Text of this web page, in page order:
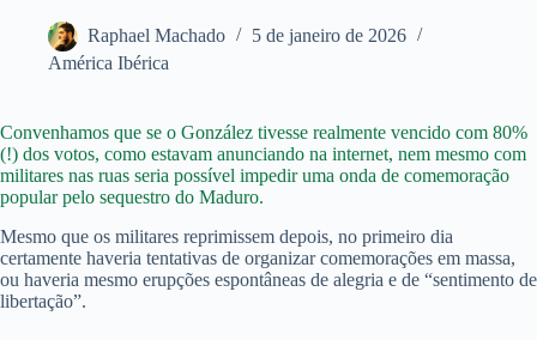
Raphael Machado
5 de janeiro de 2026
América Ibérica
Convenhamos que se o González tivesse realmente vencido com 80%
(!) dos votos, como estavam anunciando na internet, nem mesmo com
militares nas ruas seria possível impedir uma onda de comemoração
popular pelo sequestro do Maduro.
Mesmo que os militares reprimissem depois, no primeiro dia
certamente haveria tentativas de organizar comemorações em massa,
ou haveria mesmo erupções espontâneas de alegria e de “sentimento de
libertação”.